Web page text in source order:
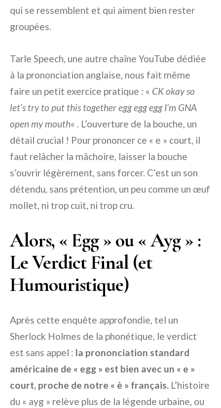
qui se ressemblent et qui aiment bien rester
groupées.
Tarle Speech, une autre chaîne YouTube dédiée
à la prononciation anglaise, nous fait même
faire un petit exercice pratique : « CK okay so
let’s try to put this together egg egg egg I’m GNA
open my mouth« . L’ouverture de la bouche, un
détail crucial ! Pour prononcer ce « e » court, il
faut relâcher la mâchoire, laisser la bouche
s’ouvrir légèrement, sans forcer. C’est un son
détendu, sans prétention, un peu comme un œuf
mollet, ni trop cuit, ni trop cru.
Alors, « Egg » ou « Ayg » :
Le Verdict Final (et
Humouristique)
Après cette enquête approfondie, tel un
Sherlock Holmes de la phonétique, le verdict
est sans appel : la prononciation standard
américaine de « egg » est bien avec un « e »
court, proche de notre « è » français. L’histoire
du « ayg » relève plus de la légende urbaine, ou